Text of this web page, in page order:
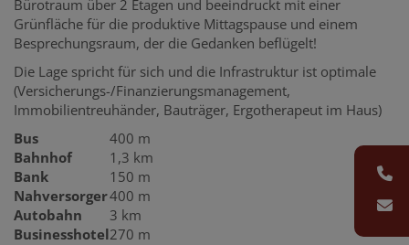
Bürotraum über 2 Etagen und beeindruckt mit einer
Grünfläche für die produktive Mittagspause und einem
Besprechungsraum, der die Gedanken beflügelt!
Die Lage spricht für sich und die Infrastruktur ist optimale
(Versicherungs-/Finanzierungsmanagement,
Immobilientreuhänder, Bauträger, Ergotherapeut im Haus)
Bus
400 m
Bahnhof
1,3 km
Bank
150 m
Nahversorger400 m
Autobahn
3 km
Businesshotel270 m